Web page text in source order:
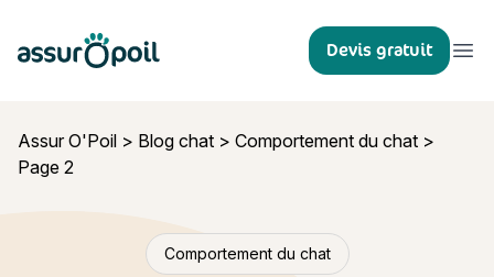
Assur O'Poil Devis gratuit
Assur O'Poil > Blog chat > Comportement du chat >
Page 2
Comportement du chat